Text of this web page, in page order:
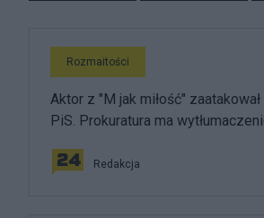
Rozmaitości
Aktor z "M jak miłość"
PiS. Prokuratura ma
Redakcja